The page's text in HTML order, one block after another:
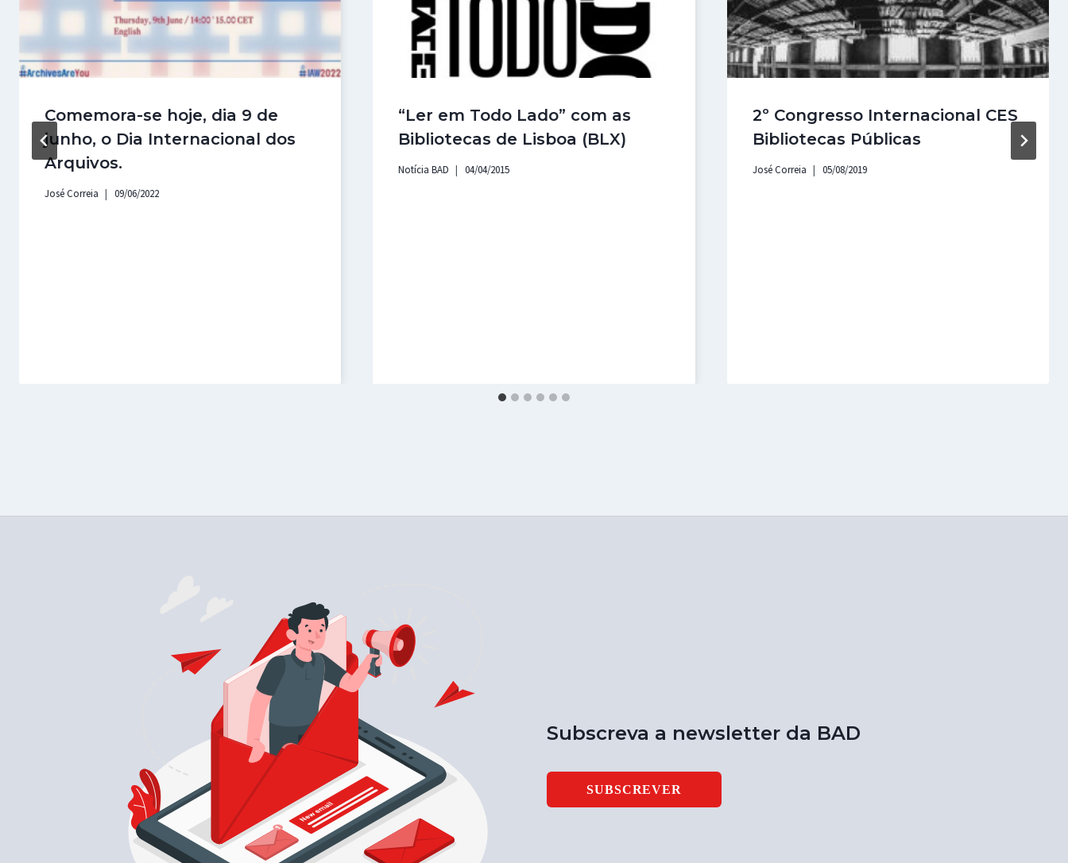
Comemora-se hoje, dia 9 de
junho, o Dia Internacional dos
Arquivos.
José Correia 09/06/2022
“Ler em Todo Lado” com as
Bibliotecas de Lisboa (BLX)
Notícia BAD 04/04/2015
2º Congresso Internacional CES
Bibliotecas Públicas
José Correia 05/08/2019
Subscreva a newsletter da BAD
SUBSCREVER